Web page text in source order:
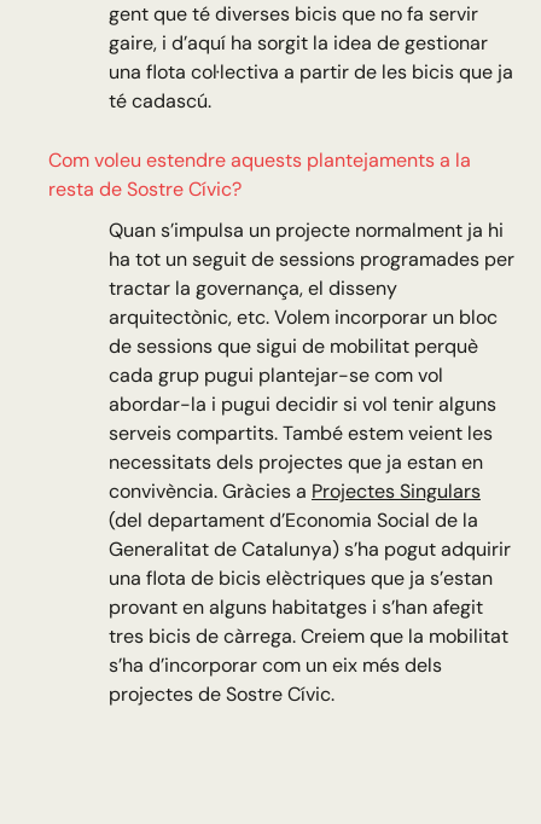
gent que té diverses bicis que no fa servir
gaire, i d’aquí ha sorgit la idea de gestionar
una flota col·lectiva a partir de les bicis que ja
té cadascú.
Com voleu estendre aquests plantejaments a la
resta de Sostre Cívic?
Quan s’impulsa un projecte normalment ja hi
ha tot un seguit de sessions programades per
tractar la governança, el disseny
arquitectònic, etc. Volem incorporar un bloc
de sessions que sigui de mobilitat perquè
cada grup pugui plantejar-se com vol
abordar-la i pugui decidir si vol tenir alguns
serveis compartits. També estem veient les
necessitats dels projectes que ja estan en
convivència. Gràcies a Projectes Singulars
(del departament d’Economia Social de la
Generalitat de Catalunya) s’ha pogut adquirir
una flota de bicis elèctriques que ja s’estan
provant en alguns habitatges i s’han afegit
tres bicis de càrrega. Creiem que la mobilitat
s’ha d’incorporar com un eix més dels
projectes de Sostre Cívic.